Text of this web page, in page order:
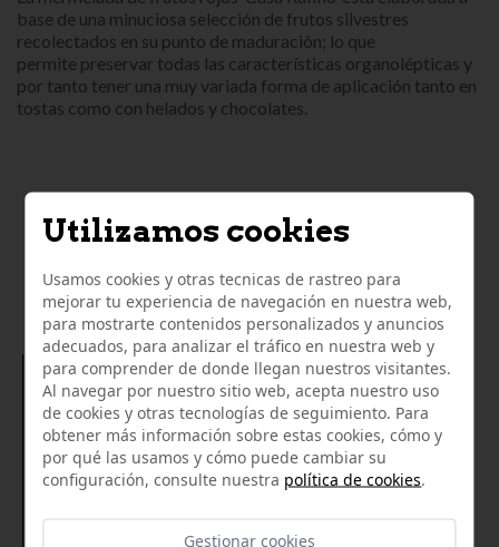
base de una minuciosa selección de frutos silvestres
recolectados en su punto de maduración; lo que
permite preservar todas las características organolépticas y
por tanto tener una muy variada forma de aplicación tanto en
tostas como con helados y chocolates.
CLIENTES
12/01/2022
Pedí una paleta y unos embutidos ibéricos y muy bien,
rápido envío y buen precio, excelente presentación en
platos al vacío, cortado a cuchillo, sin duda repetiré.
Jaime Delgado
Utilizamos cookies
Usamos cookies y otras tecnicas de rastreo para
mejorar tu experiencia de navegación en nuestra web,
para mostrarte contenidos personalizados y anuncios
adecuados, para analizar el tráfico en nuestra web y
para comprender de donde llegan nuestros visitantes.
Al navegar por nuestro sitio web, acepta nuestro uso
de cookies y otras tecnologías de seguimiento. Para
obtener más información sobre estas cookies, cómo y
por qué las usamos y cómo puede cambiar su
configuración, consulte nuestra política de cookies.
Gestionar cookies